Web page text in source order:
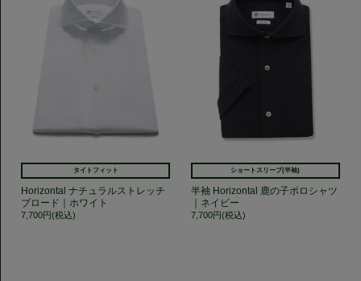
タイトフィット
Horizontal ナチュラルストレッチ
ブロード｜ホワイト
7,700円(税込)
ショートスリーブ(半袖)
半袖 Horizontal 鹿の子ポロシャツ
｜ネイビー
7,700円(税込)